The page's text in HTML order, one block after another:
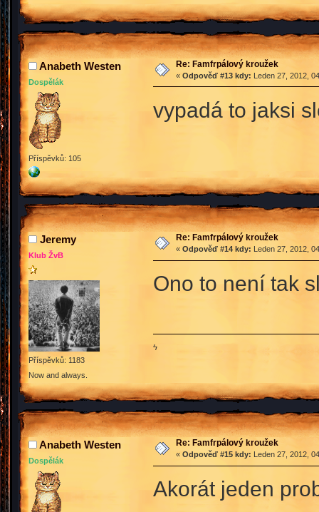
Anabeth Westen
Dospělák
Příspěvků: 105
Re: Famfrpálový kroužek
« Odpověď #13 kdy: Leden 27, 2012,
vypadá to jaksi
Jeremy
Klub ŽvB
Příspěvků: 1183
Now and always.
Re: Famfrpálový kroužek
« Odpověď #14 kdy: Leden 27, 2012,
Ono to není tak
ϟ
Anabeth Westen
Dospělák
Re: Famfrpálový kroužek
« Odpověď #15 kdy: Leden 27, 2012,
Akorát jeden